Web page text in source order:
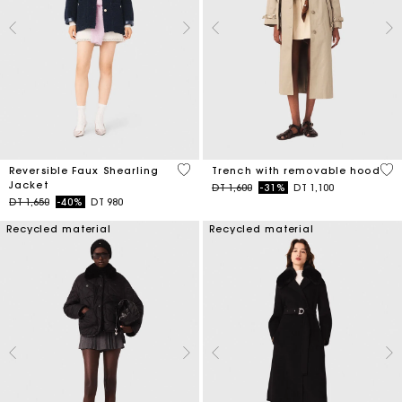
Reversible Faux Shearling
Jacket
Price reduced from
DT 1,650to-40% DT 980
4,8 out of 5 Customer Rating
Trench with removable hood
Price reduced from
DT 1,600to-31% DT 1,100
4,1
Recycled material Recycled material